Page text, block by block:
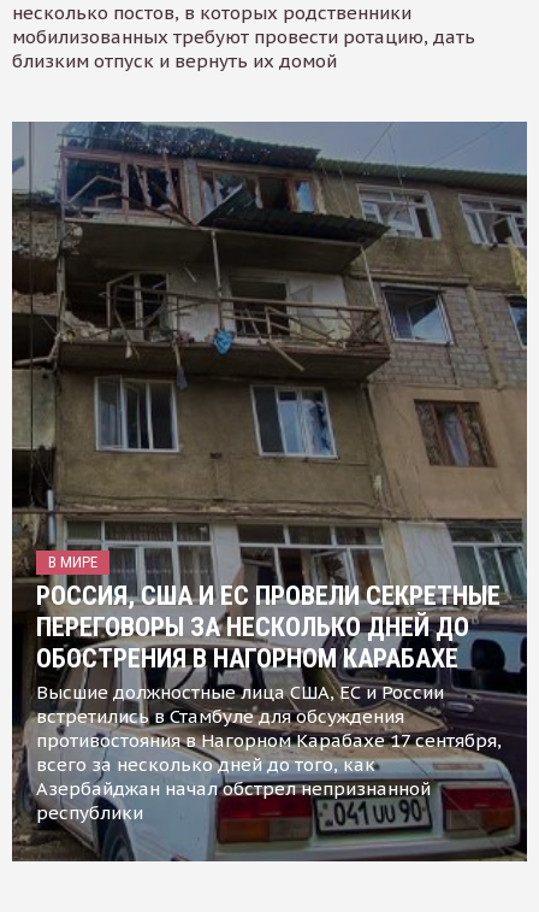
несколько постов, в которых родственники
мобилизованных требуют провести ротацию, дать
близким отпуск и вернуть их домой
В МИРЕ
РОССИЯ, США И ЕС ПРОВЕЛИ СЕКРЕТНЫЕ
ПЕРЕГОВОРЫ ЗА НЕСКОЛЬКО ДНЕЙ ДО
ОБОСТРЕНИЯ В НАГОРНОМ КАРАБАХЕ
Высшие должностные лица США, ЕС и России
встретились в Стамбуле для обсуждения
противостояния в Нагорном Карабахе 17 сентября,
всего за несколько дней до того, как
Азербайджан начал обстрел непризнанной
республики